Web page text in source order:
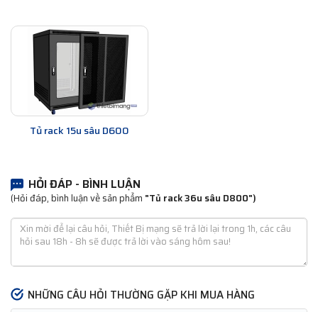
Tủ rack 15u sâu D600
HỎI ĐÁP - BÌNH LUẬN
(Hỏi đáp, bình luận về sản phẩm "Tủ rack 36u sâu D800")
NHỮNG CÂU HỎI THƯỜNG GẶP KHI MUA HÀNG